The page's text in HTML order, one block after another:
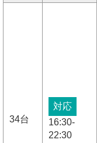
34台
対応
16:30-
22:30